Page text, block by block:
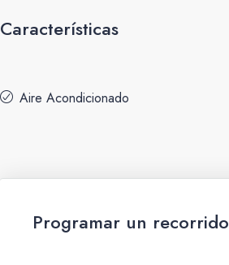
Características
Aire Acondicionado
Programar un recorrido